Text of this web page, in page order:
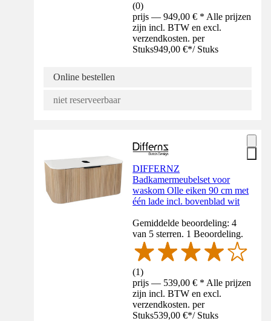
(0)
prijs — 949,00 € * Alle prijzen
zijn incl. BTW en excl.
verzendkosten. per
Stuks949,00 €*/ Stuks
Online bestellen
niet reserveerbaar
DIFFERNZ
Badkamermeubelset voor
waskom Olle eiken 90 cm met
één lade incl. bovenblad wit
Gemiddelde beoordeling: 4
van 5 sterren. 1 Beoordeling.
(1)
prijs — 539,00 € * Alle prijzen
zijn incl. BTW en excl.
verzendkosten. per
Stuks539,00 €*/ Stuks